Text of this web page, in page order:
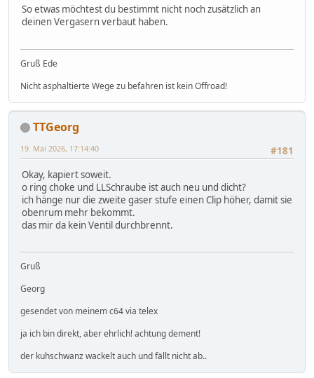
So etwas möchtest du bestimmt nicht noch zusätzlich an
deinen Vergasern verbaut haben.
Gruß Ede
Nicht asphaltierte Wege zu befahren ist kein Offroad!
TTGeorg
#181
19. Mai 2026, 17:14:40
Okay, kapiert soweit.
o ring choke und LLSchraube ist auch neu und dicht?
ich hänge nur die zweite gaser stufe einen Clip höher, damit sie
obenrum mehr bekommt.
das mir da kein Ventil durchbrennt.
Gruß
Georg
gesendet von meinem c64 via telex
ja ich bin direkt, aber ehrlich! achtung dement!
der kuhschwanz wackelt auch und fällt nicht ab..